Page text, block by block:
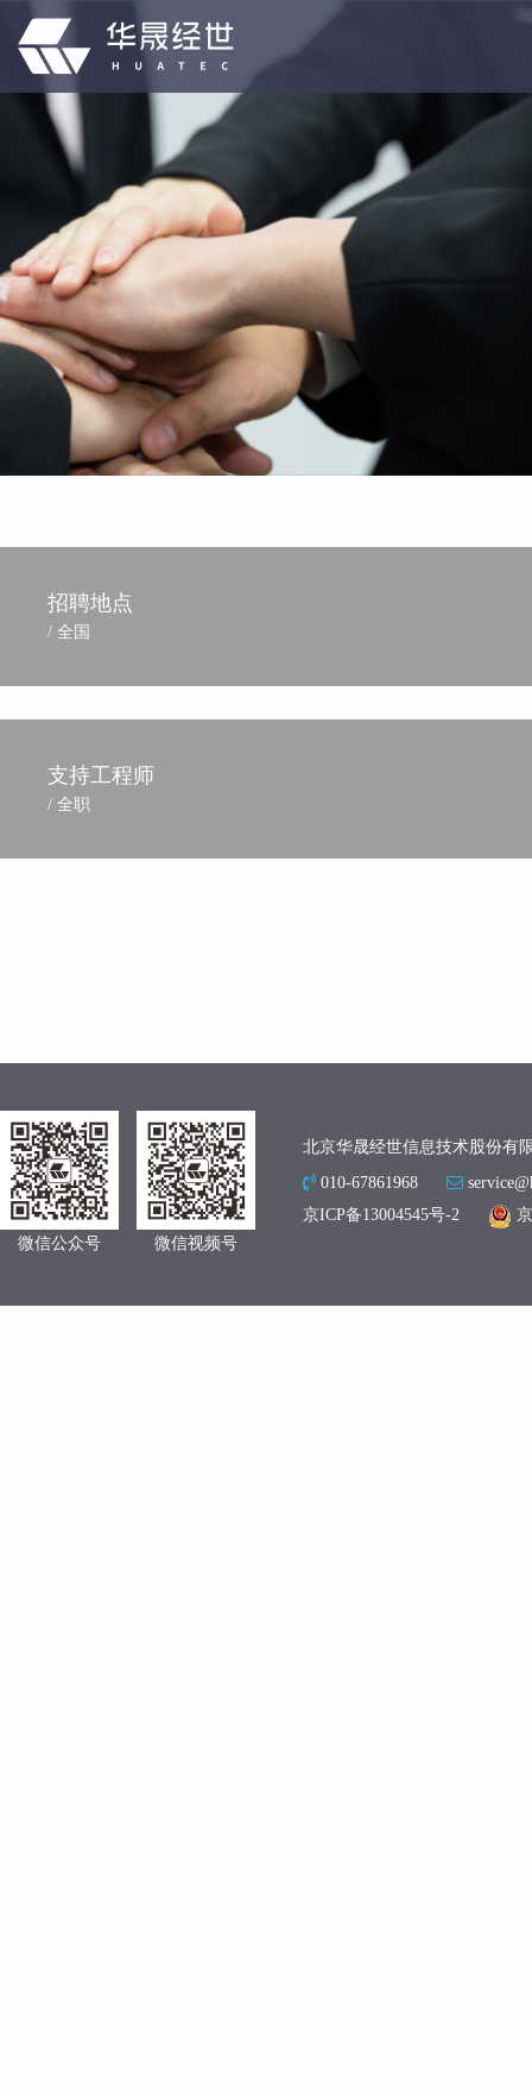
招聘地点
/ 全国
支持工程师
/ 全职
北京华晟经世信息技术股份有
010-67861968
京ICP备13004545号-2
微信公众号
微信视频号